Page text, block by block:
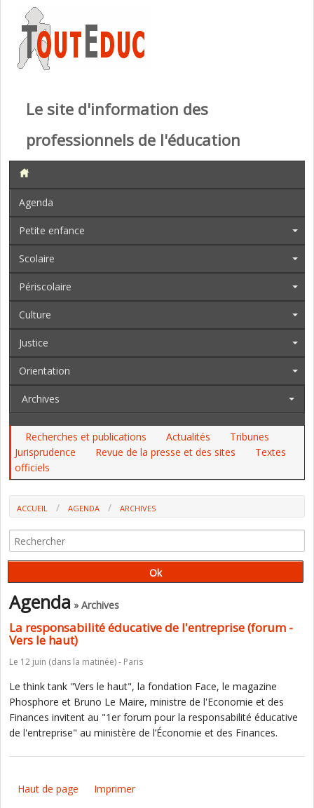
Le site d'information des
professionnels de l'éducation
Agenda
Petite enfance
Scolaire
Périscolaire
Culture
Justice
Orientation
Archives
Recherches et publications Actualités
Tribunes
Jurisprudence
Revue de la presse et des sites
Textes
officiels
ACCUEIL AGENDA
ARCHIVES
HAUT)
Agenda » Archives
La responsabilité éducative de l'entreprise (forum -
Vers le haut)
Le 12 juin (dans la matinée) - Paris
Le think tank "Vers le haut", la fondation Face, le magazine
Phosphore et Bruno Le Maire, ministre de l'Economie et des
Finances invitent au "1er forum pour la responsabilité éducative
de l'entreprise" au ministère de l’Économie et des Finances.
Haut de page Imprimer